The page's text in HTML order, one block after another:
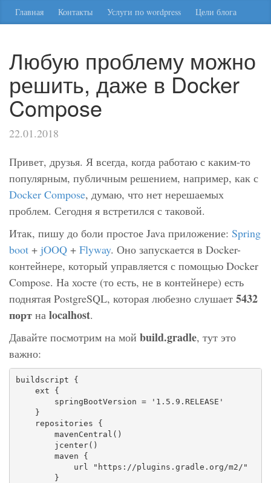
Главная Контакты Услуги по wordpress Цели блога
Любую проблему можно
решить, даже в Docker
Compose
22.01.2018
Привет, друзья. Я всегда, когда работаю с каким-то
популярным, публичным решением, например, как с
Docker Compose, думаю, что нет нерешаемых
проблем. Сегодня я встретился с таковой.
Итак, пишу до боли простое Java приложение: Spring
boot + jOOQ + Flyway. Оно запускается в Docker-
контейнере, который управляется с помощью Docker
Compose. На хосте (то есть, не в контейнере) есть
поднятая PostgreSQL, которая любезно слушает 5432
порт на localhost.
Давайте посмотрим на мой build.gradle, тут это
важно:
buildscript {
    ext {
        springBootVersion = '1.5.9.RELEASE'
    }
    repositories {
        mavenCentral()
        jcenter()
        maven {
            url "https://plugins.gradle.org/m2/"
        }